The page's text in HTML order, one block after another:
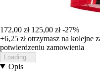
172,00 zł 125,00 zł -27%
+6,25 złotrzymasz na kolejne
potwierdzeniu zamowienia
Loading...
Opis